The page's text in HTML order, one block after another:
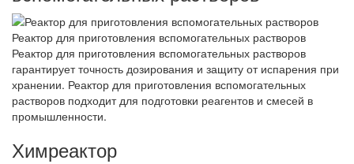
Реактор для приготовления вспомогательных растворов
Реактор для приготовления вспомогательных растворов
гарантирует точность дозирования и защиту от испарения при
хранении. Реактор для приготовления вспомогательных
растворов подходит для подготовки реагентов и смесей в
промышленности.
Химреактор